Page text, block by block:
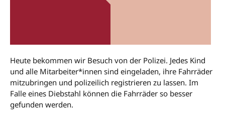
Heute bekommen wir Besuch von der Polizei. Jedes Kind
und alle Mitarbeiter*innen sind eingeladen, ihre Fahrräder
mitzubringen und polizeilich registrieren zu lassen. Im
Falle eines Diebstahl können die Fahrräder so besser
gefunden werden.